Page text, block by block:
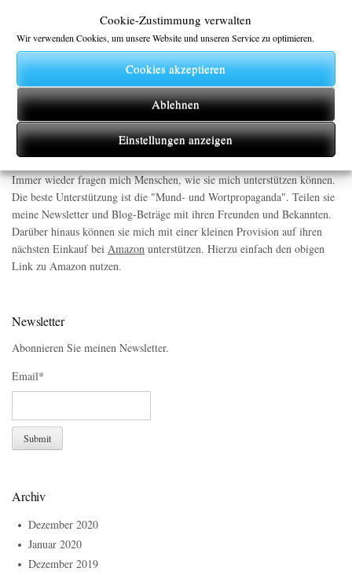
Cookie-Zustimmung verwalten
Wir verwenden Cookies, um unsere Website und unseren Service zu optimieren.
Cookies akzeptieren
Ablehnen
Einstellungen anzeigen
Gegen Nazis, gegen die AfDzuDer Islam und das Grundgesetz
Ein demokratischer MenschzuAFD
Georg MayerzuBitte kein Urlaub im Iran
Dämonisch inspirierte Glaubenskrieger
elwodzuNassim Ben Iman in Not
Unterstützung
Immer wieder fragen mich Menschen, wie sie mich unterstützen können.
Die beste Unterstützung ist die "Mund- und Wortpropaganda". Teilen sie
meine Newsletter und Blog-Beträge mit ihren Freunden und Bekannten.
Darüber hinaus können sie mich mit einer kleinen Provision auf ihren
nächsten Einkauf bei Amazon unterstützen. Hierzu einfach den obigen
Link zu Amazon nutzen.
Newsletter
Abonnieren Sie meinen Newsletter.
Email*
Archiv
Dezember 2020
Januar 2020
Dezember 2019